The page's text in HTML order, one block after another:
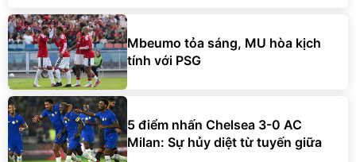
Mbeumo tỏa sáng, MU hòa kịch
tính với PSG
5 điểm nhấn Chelsea 3-0 AC
Milan: Sự hủy diệt từ tuyến giữa